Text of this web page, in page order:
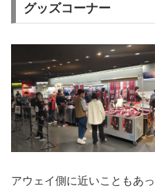
グッズコーナー
アウェイ側に近いこともあ